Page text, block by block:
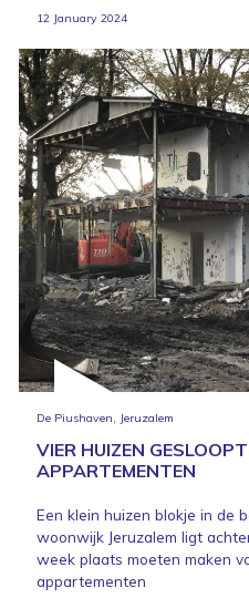
12 January 2024
De Piushaven, Jeruzalem
VIER HUIZEN
APPARTEMENTEN
Een klein huizen blokje in de
woonwijk Jeruzalem ligt
week plaats moeten maken
appartementen